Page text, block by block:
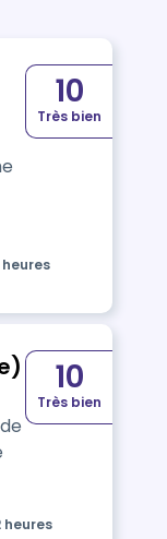
10
Très bien
heures
10
Très bien
heures